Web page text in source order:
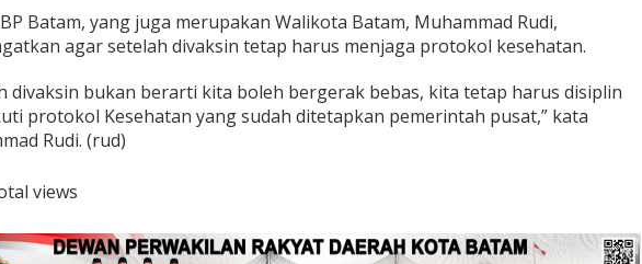
a
n
J
n
Batam, yang juga merupakan Walikota Batam, Muhammad Rudi,
agar setelah divaksin tetap harus menjaga protokol kesehatan.
divaksin bukan berarti kita boleh bergerak bebas, kita tetap harus disiplin
protokol Kesehatan yang sudah ditetapkan pemerintah pusat,” kata
Rudi. (rud)
views